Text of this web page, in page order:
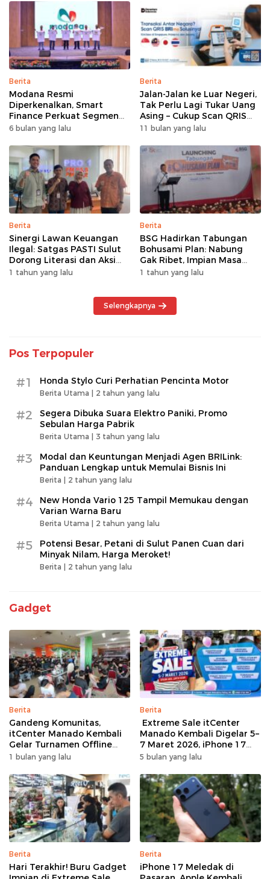
Berita
Modana Resmi
Diperkenalkan, Smart
Finance Perkuat Segmen
Pembiayaan Multiguna
6 bulan yang lalu
Berita
Jalan-Jalan ke Luar Negeri,
Tak Perlu Lagi Tukar Uang
Asing – Cukup Scan QRIS
Pakai BRImo
11 bulan yang lalu
Berita
Sinergi Lawan Keuangan
Ilegal: Satgas PASTI Sulut
Dorong Literasi dan Aksi
Kolektif Masyarakat
1 tahun yang lalu
Berita
BSG Hadirkan Tabungan
Bohusami Plan: Nabung
Gak Ribet, Impian Masa
Depan Makin Dekat!
1 tahun yang lalu
Selengkapnya
Pos Terpopuler
#1 Honda Stylo Curi Perhatian Pencinta Motor
Berita Utama | 2 tahun yang lalu
#2
Segera Dibuka Suara Elektro Paniki, Promo
Sebulan Harga Pabrik
Berita Utama | 3 tahun yang lalu
#3
Modal dan Keuntungan Menjadi Agen BRILink:
Panduan Lengkap untuk Memulai Bisnis Ini
Berita | 2 tahun yang lalu
#4
New Honda Vario 125 Tampil Memukau dengan
Varian Warna Baru
Berita Utama | 2 tahun yang lalu
#5
Potensi Besar, Petani di Sulut Panen Cuan dari
Minyak Nilam, Harga Meroket!
Berita | 2 tahun yang lalu
Gadget
Berita
Gandeng Komunitas,
itCenter Manado Kembali
Gelar Turnamen Offline
Free Fire, 60 Tim Siap
1 bulan yang lalu
Berita
Extreme Sale itCenter
Manado Kembali Digelar 5–
7 Maret 2026, iPhone 17
Pro Max Diskon hingga
5 bulan yang lalu
Berita
Hari Terakhir! Buru Gadget
Berita
iPhone 17 Meledak di